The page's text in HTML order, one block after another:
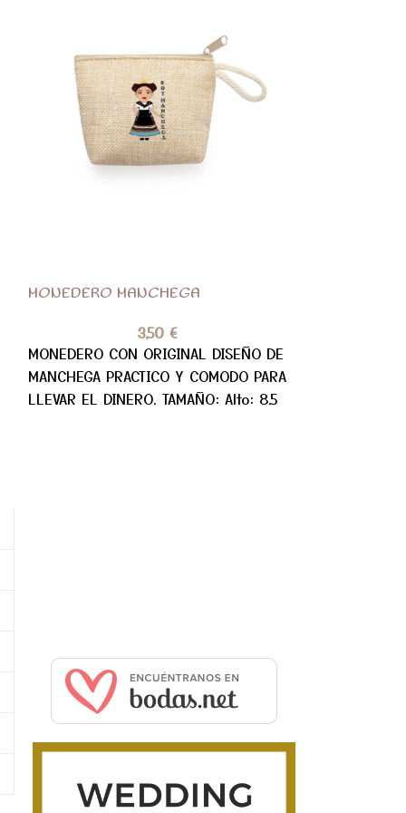
MONEDERO MANCHEGA
3,50 €
MONEDERO CON ORIGINAL DISEÑO DE
MANCHEGA PRACTICO Y COMODO PARA
LLEVAR EL DINERO. TAMAÑO: Alto: 8.5